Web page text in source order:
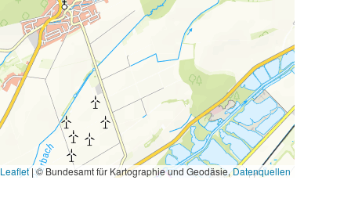
|© Bundesamt für Kartographie und Geodäsie,Datenquellen